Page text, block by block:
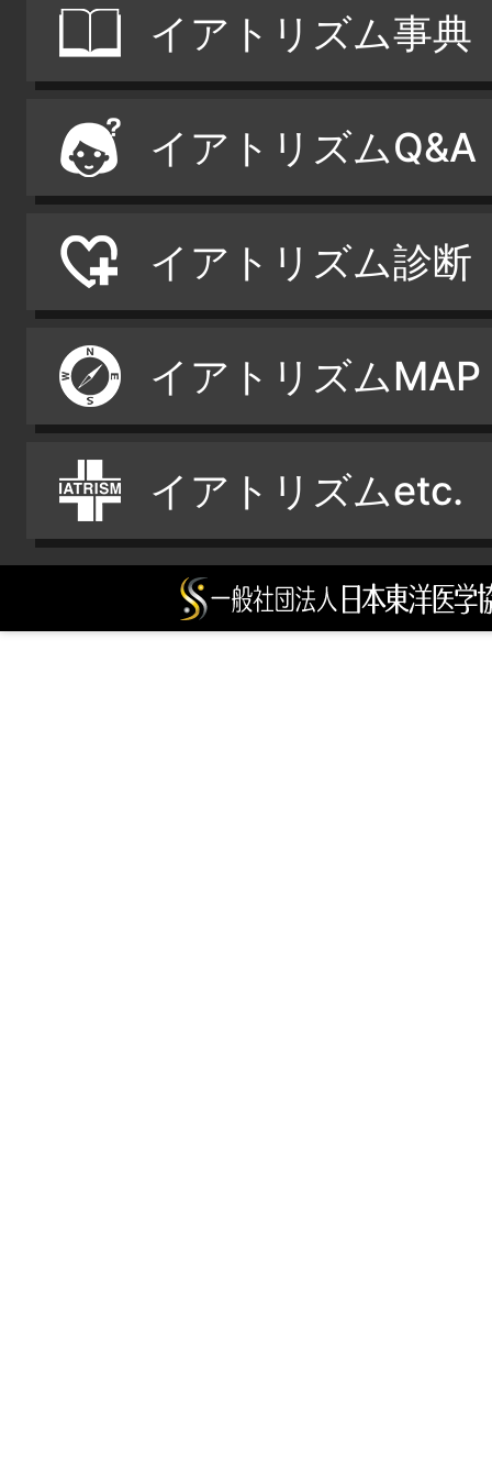
イアトリズム事典
イアトリズムQ&A
イアトリズム診断
イアトリズムMAP
イアトリズムetc.